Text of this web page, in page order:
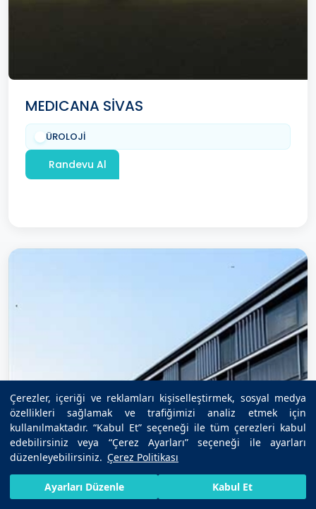
Çerezler, içeriği ve reklamları kişiselleştirmek, sosyal medya
özellikleri sağlamak ve trafiğimizi analiz etmek için
kullanılmaktadır. “Kabul Et” seçeneği ile tüm çerezleri kabul
edebilirsiniz veya “Çerez Ayarları” seçeneği ile ayarları
düzenleyebilirsiniz. Çerez Politikası
Ayarları Düzenle Kabul Et
MEDICANA SİVAS
ÜROLOJİ
Randevu Al
HIZLI RANDEVU AL BIZE ULAŞIN